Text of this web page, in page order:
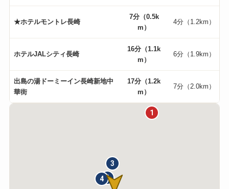
★ホテルモントレ長崎
7分（0.5k
m）
4分（1.2km）
ホテルJALシティ長崎
16分（1.1k
m）
6分（1.9km）
出島の湯ドーミーイン長崎新地中
華街
17分（1.2k
m）
7分（2.0km）
1
3
4 6